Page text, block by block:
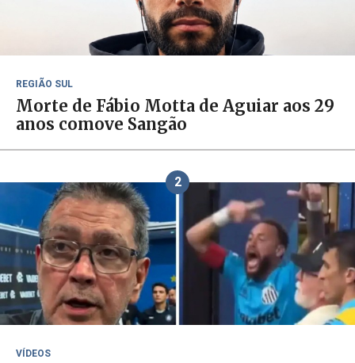
REGIÃO SUL
Morte de Fábio Motta de Aguiar aos 29
anos comove Sangão
2
VÍDEOS